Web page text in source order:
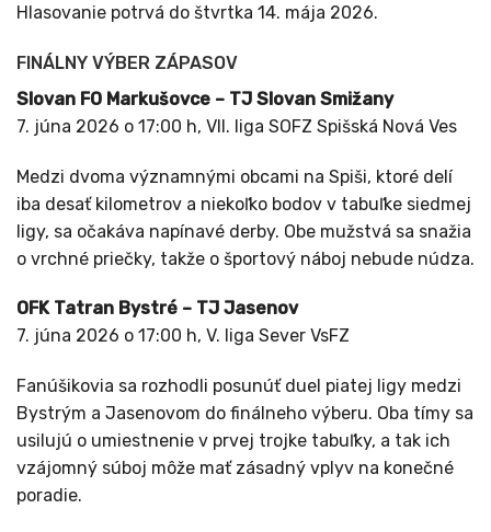
Hlasovanie potrvá do štvrtka 14. mája 2026.
FINÁLNY VÝBER ZÁPASOV
Slovan FO Markušovce – TJ Slovan Smižany
7. júna 2026 o 17:00 h, VII. liga SOFZ Spišská Nová Ves
Medzi dvoma významnými obcami na Spiši, ktoré delí
iba desať kilometrov a niekoľko bodov v tabuľke siedmej
ligy, sa očakáva napínavé derby. Obe mužstvá sa snažia
o vrchné priečky, takže o športový náboj nebude núdza.
OFK Tatran Bystré – TJ Jasenov
7. júna 2026 o 17:00 h, V. liga Sever VsFZ
Fanúšikovia sa rozhodli posunúť duel piatej ligy medzi
Bystrým a Jasenovom do finálneho výberu. Oba tímy sa
usilujú o umiestnenie v prvej trojke tabuľky, a tak ich
vzájomný súboj môže mať zásadný vplyv na konečné
poradie.